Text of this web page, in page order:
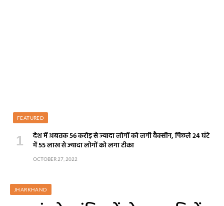
FEATURED
देश में अबतक 56 करोड़ से ज्यादा लोगों को लगी वैक्सीन, पिछले 24 घंटे
में 55 लाख से ज्यादा लोगों को लगा टीका
OCTOBER 27, 2022
JHARKHAND